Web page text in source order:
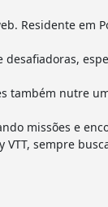
Residente em
desafiadoras,
também nutre
missões e
sempre